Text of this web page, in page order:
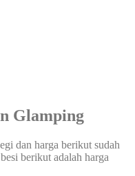
Glamping
dan harga berikut sudah
berikut adalah harga